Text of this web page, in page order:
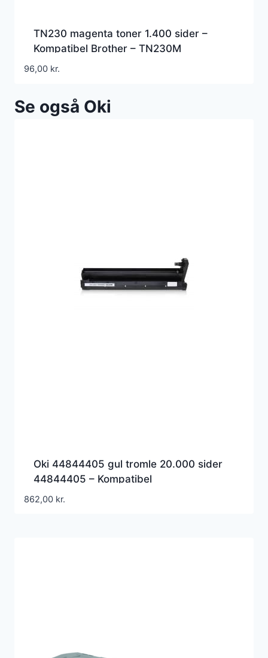
TN230 magenta toner 1.400 sider –
Kompatibel Brother – TN230M
96,00 kr.
Se også Oki
Oki 44844405 gul tromle 20.000 sider
44844405 – Kompatibel
862,00 kr.